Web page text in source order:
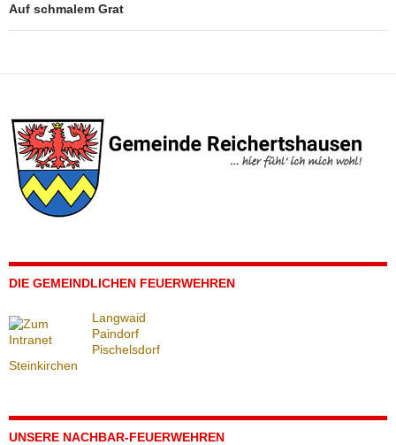
Auf schmalem Grat
DIE GEMEINDLICHEN FEUERWEHREN
Langwaid
Paindorf
Pischelsdorf
Steinkirchen
UNSERE NACHBAR-FEUERWEHREN